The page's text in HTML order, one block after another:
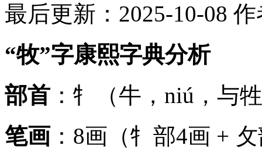
最后更新：2025-10-08 作
“牧”字康熙字典分析
部首 ：牜（牛，niú，与
笔画 ：8画（牜部4画 +